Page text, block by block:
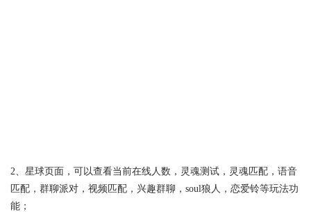
2、星球页面，可以查看当前在线人数，灵魂测试，灵魂匹配，语音
匹配，群聊派对，视频匹配，兴趣群聊，soul狼人，恋爱铃等玩法功
能；